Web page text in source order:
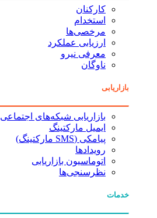
کارکنان
استخدام
مرخصی‌ها
ارزیابی عملکرد
معرفی نیرو
ناوگان
بازاریابی
بازاریابی شبکه‌های اجتماعی
ایمیل مارکتینگ
پیامکی (SMS مارکتینگ)
رویدادها
اتوماسیون بازاریابی
نظرسنجی‌ها
خدمات